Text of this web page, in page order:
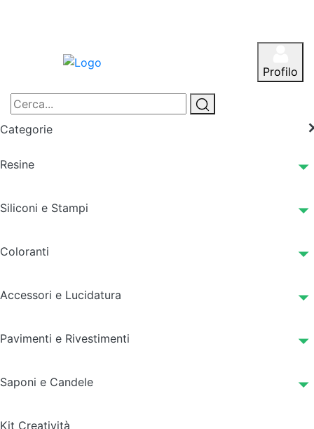
Profilo
Categorie
Resine
Siliconi e Stampi
Coloranti
Accessori e Lucidatura
Pavimenti e Rivestimenti
Saponi e Candele
Kit Creatività